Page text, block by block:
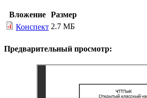
Вложение
Размер
Конспект 2.7 МБ
Предварительный просмотр: